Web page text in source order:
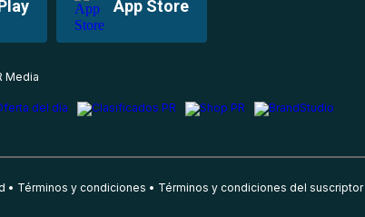
App Store
Media
Términos y condiciones Términos y condiciones del suscriptor